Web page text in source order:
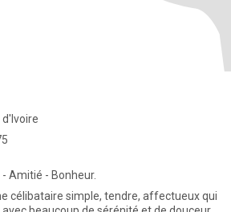
Amitié - Bonheur.
célibataire simple, tendre, affectueux qui